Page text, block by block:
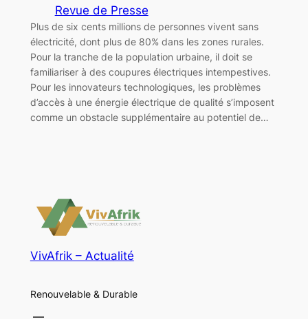
Revue de Presse
Plus de six cents millions de personnes vivent sans
électricité, dont plus de 80% dans les zones rurales.
Pour la tranche de la population urbaine, il doit se
familiariser à des coupures électriques intempestives.
Pour les innovateurs technologiques, les problèmes
d’accès à une énergie électrique de qualité s’imposent
comme un obstacle supplémentaire au potentiel de…
VivAfrik – Actualité
Renouvelable & Durable